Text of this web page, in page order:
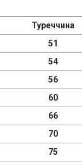
Туреччина
51
54
56
60
66
70
75